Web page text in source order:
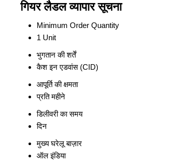
गियर लैडल व्यापार सूचना
Minimum Order Quantity
1 Unit
भुगतान की शर्तें
कैश इन एडवांस (CID)
आपूर्ति की क्षमता
प्रति महीने
डिलीवरी का समय
दिन
मुख्य घरेलू बाज़ार
ऑल इंडिया